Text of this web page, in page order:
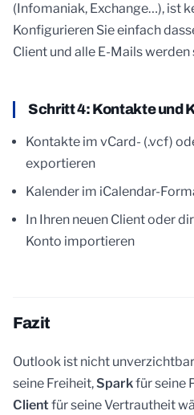
(Infomaniak, Exchange…), ist
Konfigurieren Sie einfach
Client und alle E-Mails
Schritt 4: Kontakte und
Kontakte im vCard- (.vcf)
exportieren
Kalender im iCalendar-
In Ihren neuen Client oder
Konto importieren
Fazit
Outlook ist nicht
seine Freiheit,Sparkfür seine
Clientfür seine Vertrautheit